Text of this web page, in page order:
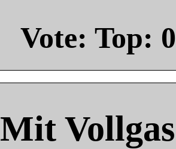
Vote: Top: 0
Mit